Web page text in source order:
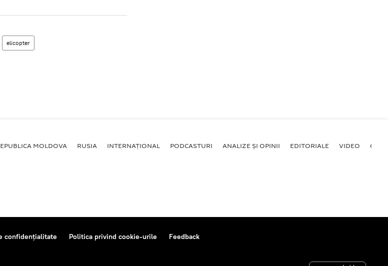
elicopter
MOLDOVA RUSIA INTERNAȚIONAL PODCASTURI ANALIZE ȘI OPINII EDITORIALE VIDEO
confidențialitate Politica privind cookie-urile Feedback